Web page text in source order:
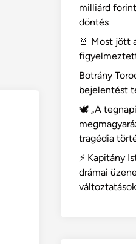
milliárd
döntés
🚨 Most jött
Botrány
bejelentést
🕊️ „A
tragédia
⚡ Kapitány
drámai